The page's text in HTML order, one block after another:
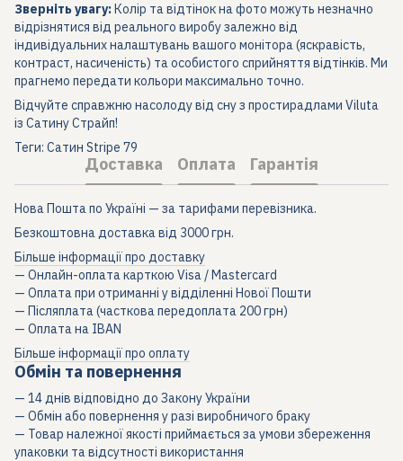
Зверніть увагу:Колір та відтінок на фото можуть незначно
відрізнятися від реального виробу залежно від
індивідуальних налаштувань вашого монітора (яскравість,
контраст, насиченість) та особистого сприйняття відтінків. Ми
прагнемо передати кольори максимально точно.
Відчуйте справжню насолоду від сну з простирадлами Viluta
із Сатину Страйп!
Теги: Сатин Stripe 79
Доставка Оплата Гарантія
Нова Пошта по Україні — за тарифами перевізника.
Безкоштовна доставка від 3000 грн.
Більше інформації про доставку
— Онлайн-оплата карткою Visa / Mastercard
— Оплата при отриманні у відділенні Нової Пошти
— Післяплата (часткова передоплата 200 грн)
— Оплата на IBAN
Більше інформації про оплату
Обмін та повернення
— 14 днів відповідно до Закону України
— Обмін або повернення у разі виробничого браку
— Товар належної якості приймається за умови збереження
упаковки та відсутності використання